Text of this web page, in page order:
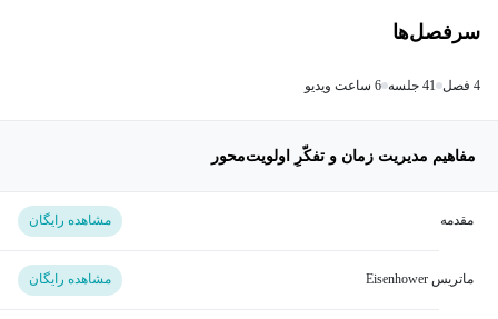
سرفصل‌ها
4 فصل 41 جلسه 6 ساعت ویدیو
مفاهیم مدیریت زمان و تفکّرِ اولویت‌محور
مقدمه مشاهده رایگان
ماتریس Eisenhower مشاهده رایگان